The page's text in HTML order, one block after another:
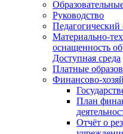
Руководство
Педагогический
Материально-
оснащенность
Доступная среда
Платные
Финансово-
План
Отчёт о